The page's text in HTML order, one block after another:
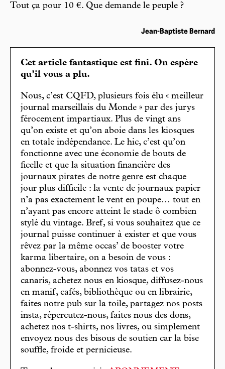
Tout ça pour 10 €. Que demande le peuple ?
Jean-Baptiste Bernard
Cet article fantastique est fini. On espère
qu’il vous a plu.
Nous, c’est CQFD, plusieurs fois élu « meilleur
journal marseillais du Monde » par des jurys
férocement impartiaux. Plus de vingt ans
qu’on existe et qu’on aboie dans les kiosques
en totale indépendance. Le hic, c’est qu’on
fonctionne avec une économie de bouts de
ficelle et que la situation financière des
journaux pirates de notre genre est chaque
jour plus difficile : la vente de journaux papier
n’a pas exactement le vent en poupe… tout en
n’ayant pas encore atteint le stade ô combien
stylé du vintage. Bref, si vous souhaitez que ce
journal puisse continuer à exister et que vous
rêvez par la même occas’ de booster votre
karma libertaire, on a besoin de vous :
abonnez-vous, abonnez vos tatas et vos
canaris, achetez nous en kiosque, diffusez-nous
en manif, cafés, bibliothèque ou en librairie,
faites notre pub sur la toile, partagez nos posts
insta, répercutez-nous, faites nous des dons,
achetez nos t-shirts, nos livres, ou simplement
envoyez nous des bisous de soutien car la bise
souffle, froide et pernicieuse.